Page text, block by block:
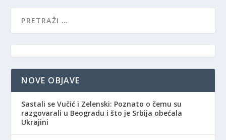
NOVE OBJAVE
Sastali se Vučić i Zelenski: Poznato o čemu su
razgovarali u Beogradu i što je Srbija obećala
Ukrajini